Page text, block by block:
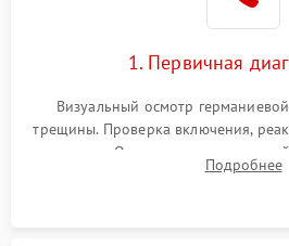
Экран (дисплей)1. Первичная
Визуальный осмотр
трещины. Проверка включения,
зарядки. Оценка вывода
проверка базовых функций и
Подробнее